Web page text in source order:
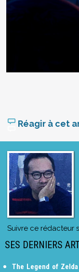
Réagir à cet
Suivre ce rédacteur
SES DERNIERS
The Legend of